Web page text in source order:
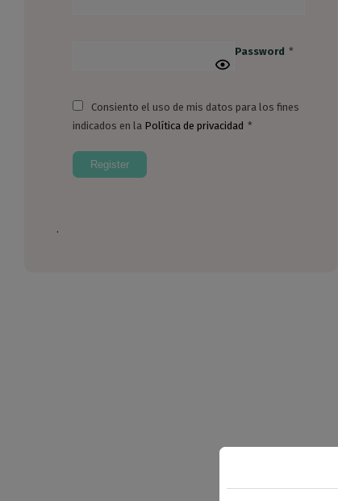
Password *
Consiento el uso de mis datos para los fines
indicados en la Política de privacidad *
.